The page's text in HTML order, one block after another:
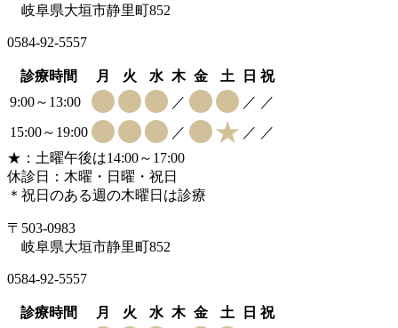
岐阜県大垣市静里町852
0584-92-5557
診療時間 月 火 水 木 金 土 日 祝
9:00～13:00
／ ／ ／
15:00～19:00
／ ／ ／
★：土曜午後は14:00～17:00
休診日：木曜・日曜・祝日
＊祝日のある週の木曜日は診療
〒503-0983
岐阜県大垣市静里町852
0584-92-5557
診療時間 月 火 水 木 金 土 日 祝